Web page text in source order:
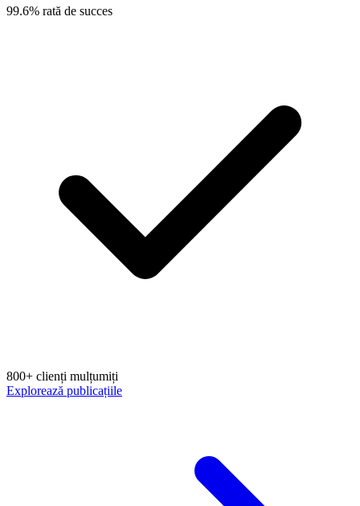
99.6% rată de succes
800+ clienți mulțumiți
Explorează publicațiile